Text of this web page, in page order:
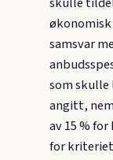
samsvar
som
angitt,
av 15 %
for kriteriet